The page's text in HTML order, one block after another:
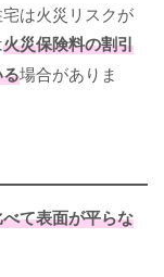
は火災リスクが
火災保険料の割引
場合がありま
て表面が平らな